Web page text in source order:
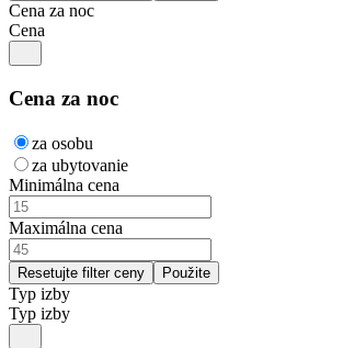
Cena za noc
Cena
Cena za noc
za osobu
za ubytovanie
Minimálna cena
Maximálna cena
Typ izby
Typ izby